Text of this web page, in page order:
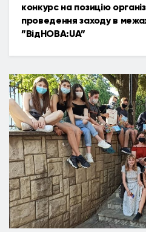
конкурс на позицію
проведення заходу в
”ВідНОВА:UA”